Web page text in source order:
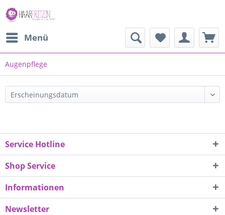
Menü
Augenpflege
Service Hotline
Shop Service
Informationen
Newsletter